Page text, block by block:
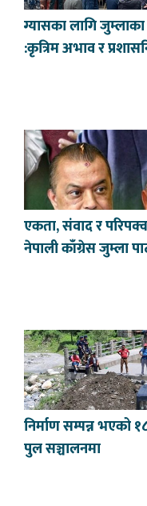
ग्यासका लागि
:कृत्रिम अभाव र
एकता, संवाद र
नेपाली काँग्रेस जुम्ला
निर्माण सम्पन्न भएको
पुल सञ्चालनमा